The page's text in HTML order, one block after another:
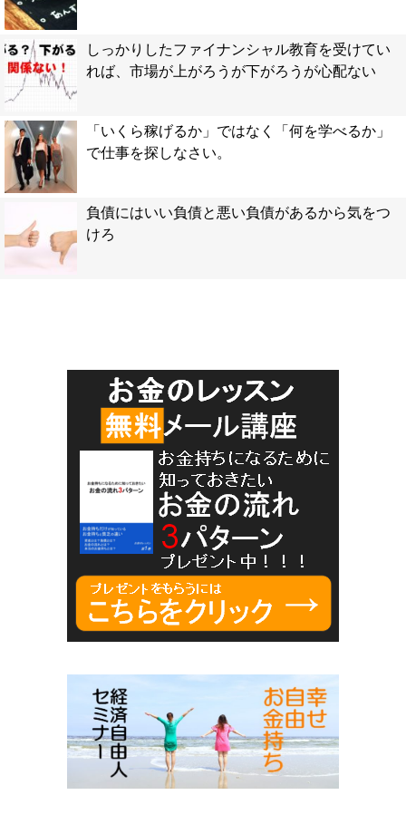
しっかりしたファイナンシャル教育を受けてい
れば、市場が上がろうが下がろうが心配ない
「いくら稼げるか」ではなく「何を学べるか」
で仕事を探しなさい。
負債にはいい負債と悪い負債があるから気をつ
けろ